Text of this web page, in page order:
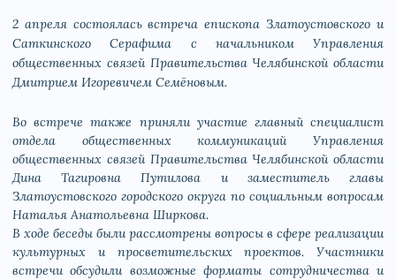
2 апреля состоялась встреча епископа Златоустовского и
Саткинского Серафима с начальником Управления
общественных связей Правительства Челябинской области
Дмитрием Игоревичем Семёновым.
Во встрече также приняли участие главный специалист
отдела общественных коммуникаций Управления
общественных связей Правительства Челябинской области
Дина Тагировна Путилова и заместитель главы
Златоустовского городского округа по социальным вопросам
Наталья Анатольевна Ширкова.
В ходе беседы были рассмотрены вопросы в сфере реализации
культурных и просветительских проектов. Участники
встречи обсудили возможные форматы сотрудничества и